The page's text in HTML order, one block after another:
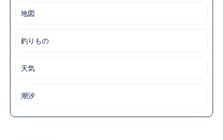
地図
釣りもの
天気
潮汐